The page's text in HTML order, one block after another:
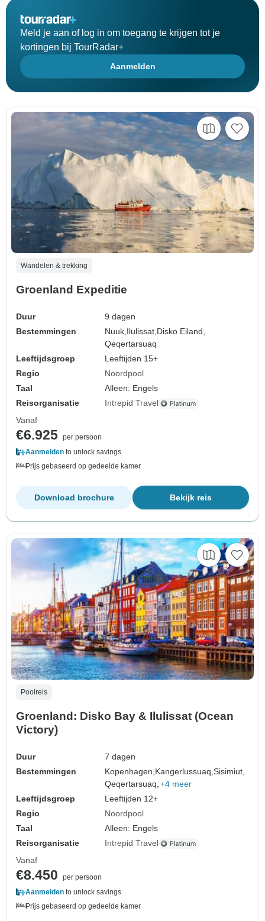
Meld je aan of log in om toegang te krijgen tot je
kortingen bij TourRadar+
Aanmelden
Wandelen & trekking
Groenland Expeditie
Duur
9 dagen
Bestemmingen
Nuuk,Ilulissat,Disko Eiland,
Qeqertarsuaq
Leeftijdsgroep
Leeftijden 15+
Regio
Noordpool
Taal
Alleen: Engels
Reisorganisatie
Intrepid Travel
Vanaf
€6.925 per persoon
Aanmelden to unlock savings
Prijs gebaseerd op gedeelde kamer
Bekijk reis
Download brochure
Poolreis
Groenland: Disko Bay & Ilulissat (Ocean
Victory)
Duur
7 dagen
Bestemmingen
Kopenhagen,Kangerlussuaq,Sisimiut,
Qeqertarsuaq, +4 meer
Leeftijdsgroep
Leeftijden 12+
Regio
Noordpool
Taal
Alleen: Engels
Reisorganisatie
Intrepid Travel
Vanaf
€8.450
per persoon
Aanmelden to unlock savings
Prijs gebaseerd op gedeelde kamer